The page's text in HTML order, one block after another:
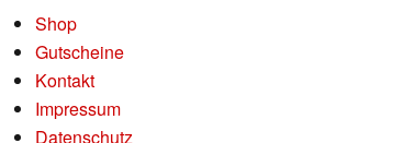
Shop
Gutscheine
Kontakt
Impressum
Datenschutz